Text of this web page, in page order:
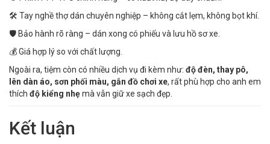
🛠 Tay nghề thợ dán chuyên nghiệp – không cắt lẹm, không bọt khí.
🛡 Bảo hành rõ ràng – dán xong có phiếu và lưu hồ sơ xe.
💰 Giá hợp lý so với chất lượng.
Ngoài ra, tiệm còn có nhiều dịch vụ đi kèm như: độ đèn, thay pô,
lên dàn áo, sơn phối màu, gắn đồ chơi xe, rất phù hợp cho anh em
thích độ kiểng nhẹmà vẫn giữ xe sạch đẹp.
Kết luận